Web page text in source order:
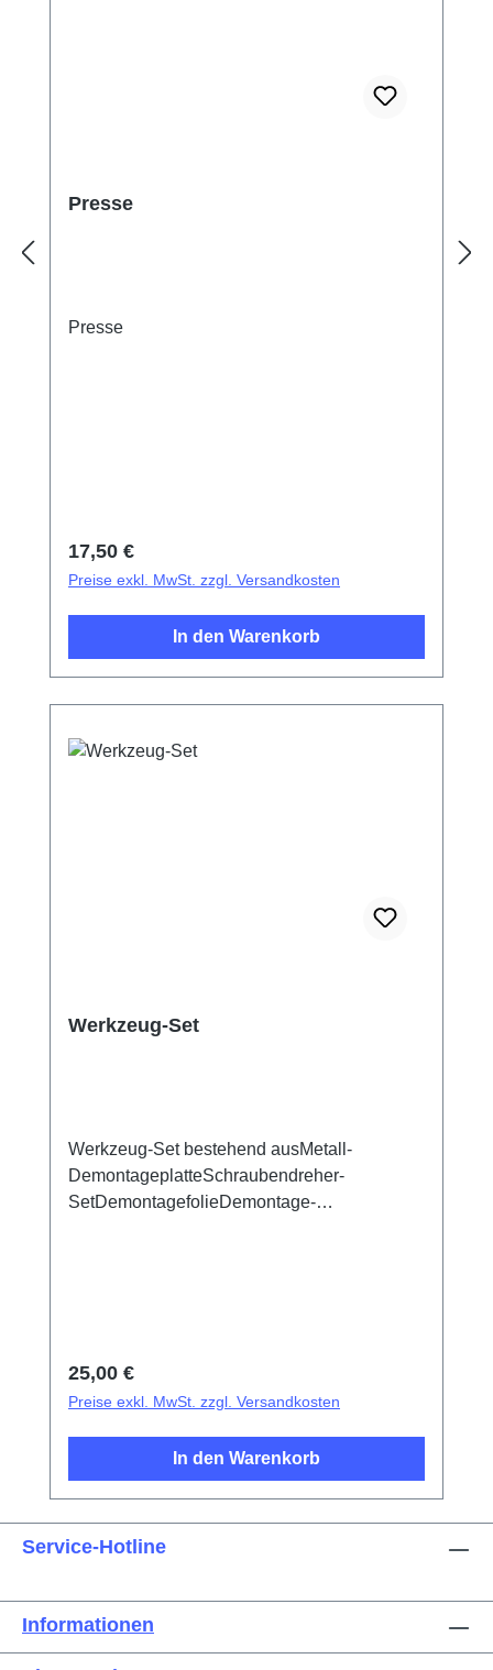
Presse
Presse
Regulärer Preis:
17,50 €
Preise exkl. MwSt. zzgl. Versandkosten
In den Warenkorb
Werkzeug-Set
Werkzeug-Set bestehend ausMetall-
DemontageplatteSchraubendreher-
SetDemontagefolieDemontage-
Demontageplättchen
Regulärer Preis:
25,00 €
Preise exkl. MwSt. zzgl. Versandkosten
In den Warenkorb
Service-Hotline
Informationen